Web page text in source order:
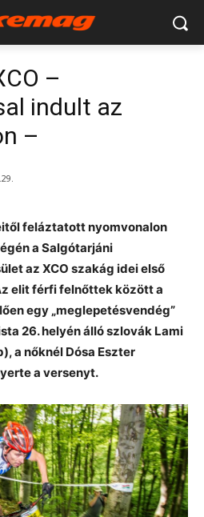
–
indult az
–
feláztatott nyomvonalon
a Salgótarjáni
az XCO szakág idei első
elit férfi felnőttek között a
egy „meglepetésvendég”
26. helyén álló szlovák Lami
a nőknél Dósa Eszter
a versenyt.